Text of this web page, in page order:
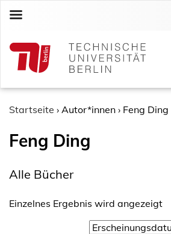
c
Startseite › Autor*innen › Feng Ding
Feng Ding
Alle Bücher
Einzelnes Ergebnis wird angezeigt